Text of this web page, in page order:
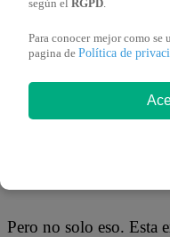
Pero no solo eso. Esta
según el RGPD
Para conocer mejor como
pagina de Política de